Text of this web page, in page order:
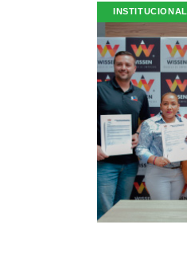
INSTITUCIONAL